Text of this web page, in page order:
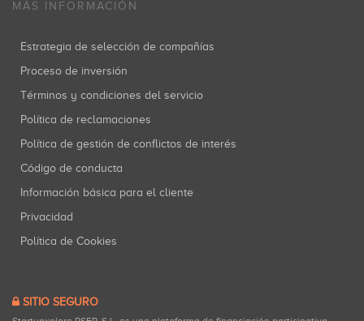
MÁS INFORMACIÓN
Estrategia de selección de compañías
Proceso de inversión
Términos y condiciones del servicio
Política de reclamaciones
Política de gestión de conflictos de interés
Código de conducta
Información básica para el cliente
Privacidad
Política de Cookies
SITIO SEGURO